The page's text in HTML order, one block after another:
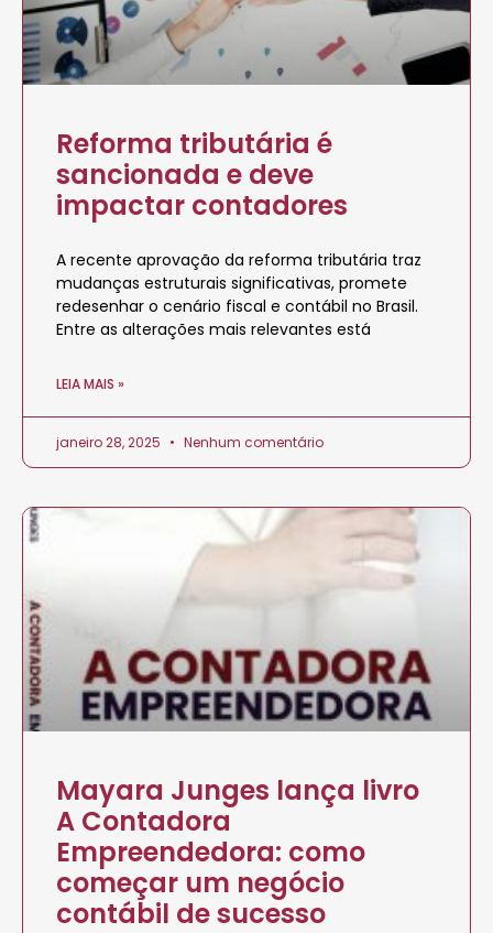
Reforma tributária é
sancionada e deve
impactar contadores
A recente aprovação da reforma tributária traz
mudanças estruturais significativas, promete
redesenhar o cenário fiscal e contábil no Brasil.
Entre as alterações mais relevantes está
LEIA MAIS »
janeiro 28, 2025 Nenhum comentário
Mayara Junges lança livro
A Contadora
Empreendedora: como
começar um negócio
contábil de sucesso